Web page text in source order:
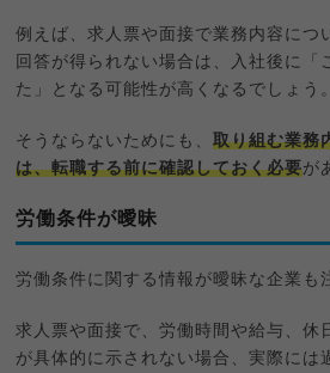
例えば、求人票や面接で業務内容につ
回答が得られない場合は、入社後に「
た」となる可能性が高くなるでしょう。
そうならないためにも、 取り組む業務
は、転職する前に確認しておく必要が
労働条件が曖昧
労働条件に関する情報が曖昧な企業も
求人票や面接で、労働時間や給与、休
が具体的に示されない場合、実際には